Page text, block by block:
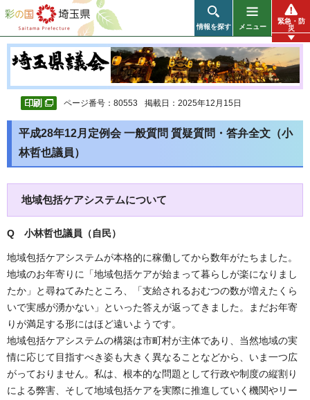
彩の国 埼玉県
情報を探す メニュー
緊急・防
災
ページ番号：80553 掲載日：2025年12月15日
平成28年12月定例会 一般質問 質疑質問・答弁全文（小
林哲也議員）
地域包括ケアシステムについて
Q 小林哲也議員（自民）
地域包括ケアシステムが本格的に稼働してから数年がたちました。
地域のお年寄りに「地域包括ケアが始まって暮らしが楽になりまし
たか」と尋ねてみたところ、「支給されるおむつの数が増えたくら
いで実感が湧かない」といった答えが返ってきました。まだお年寄
りが満足する形にはほど遠いようです。
地域包括ケアシステムの構築は市町村が主体であり、当然地域の実
情に応じて目指すべき姿も大きく異なることなどから、いま一つ広
がっておりません。私は、根本的な問題として行政や制度の縦割り
による弊害、そして地域包括ケアを実際に推進していく機関やリー